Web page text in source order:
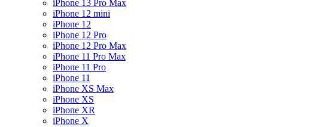
iPhone 13 Pro Max
iPhone 12 mini
iPhone 12
iPhone 12 Pro
iPhone 12 Pro Max
iPhone 11 Pro Max
iPhone 11 Pro
iPhone 11
iPhone XS Max
iPhone XS
iPhone XR
iPhone X